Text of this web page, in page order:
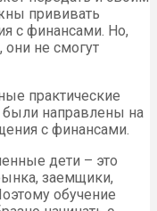
прививать
с финансами. Но,
не смогут
практические
направлены на
с финансами.
дети – это
заемщики,
обучение